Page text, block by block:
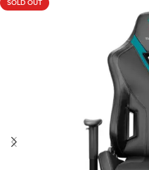
SOLD OUT